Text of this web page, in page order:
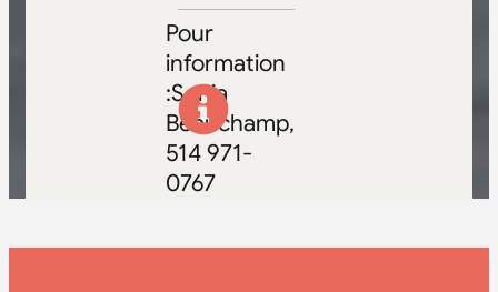
Pour
information
:Sonia
Beauchamp,
514 971-
0767